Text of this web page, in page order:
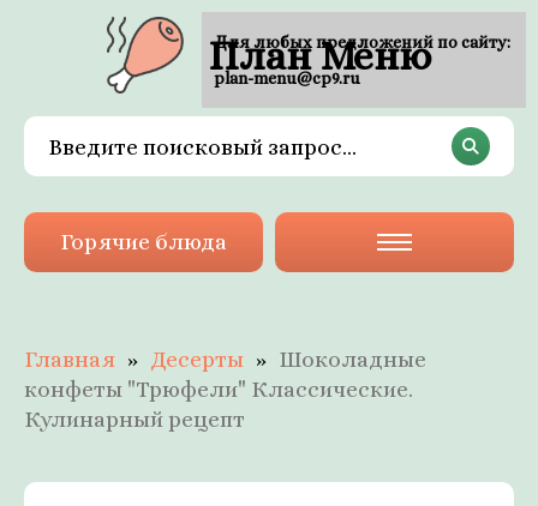
План Меню
Горячие блюда
Главная Десерты
Шоколадные
конфеты "Трюфели" Классические.
Кулинарный рецепт
Для любых предложений по сайту:
plan-menu@cp9.ru